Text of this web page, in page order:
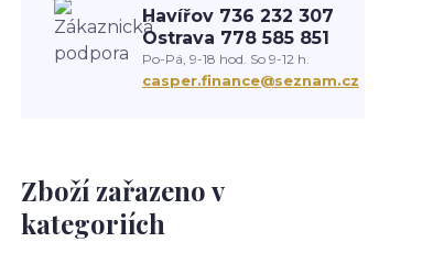
Zboží zařazeno v
kategoriích
Havířov 736 232 307
Ostrava 778 585 851
Po-Pá, 9-18 hod. So 9-12 h.
casper.finance@seznam.cz